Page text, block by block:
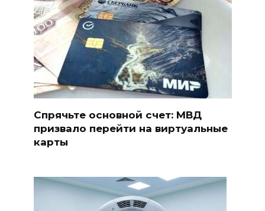
Спрячьте основной счет: МВД
призвало перейти на виртуальные
карты